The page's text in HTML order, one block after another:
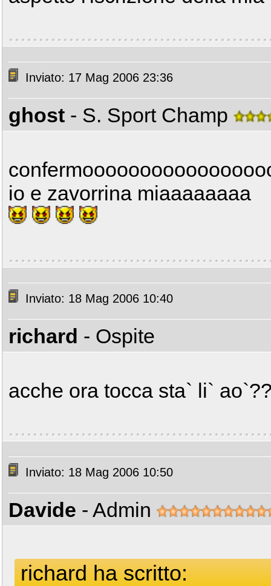
Inviato: 17 Mag 2006 23:36
ghost - S. Sport Champ
io e zavorrina miaaaaaaaa
Inviato: 18 Mag 2006 10:40
richard - Ospite
acche ora tocca sta` li`
Inviato: 18 Mag 2006 10:50
Davide - Admin
richard ha scritto: